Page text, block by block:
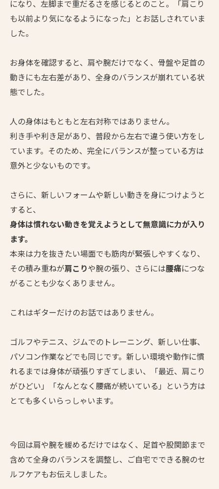
になり、左脚まで重だるさを感じるとのこと。「肩こり
も以前より気になるようになった」とお話しされていま
した。
お身体を確認すると、肩や腕だけでなく、骨盤や足首の
動きにも左右差があり、全身のバランスが崩れている状
態でした。
人の身体はもともと左右対称ではありません。
利き手や利き足があり、普段から左右で違う使い方をし
ています。そのため、完全にバランスが整っている方は
意外と少ないものです。
さらに、新しいフォームや新しい動きを身につけようと
すると、
身体は慣れない動きを覚えようとして無意識に力が入り
ます。
本来は力を抜きたい場面でも筋肉が緊張しやすくなり、
その積み重ねが肩こりや腕の張り、さらには腰痛につな
がることも少なくありません。
これはギターだけのお話ではありません。
ゴルフやテニス、ジムでのトレーニング、新しい仕事、
パソコン作業などでも同じです。新しい環境や動作に慣
れるまでは身体が頑張りすぎてしまい、「最近、肩こり
がひどい」「なんとなく腰痛が続いている」という方は
とても多くいらっしゃいます。
今回は肩や腕を緩めるだけではなく、足首や股関節まで
含めて全身のバランスを調整し、ご自宅でできる腕のセ
ルフケアもお伝えしました。